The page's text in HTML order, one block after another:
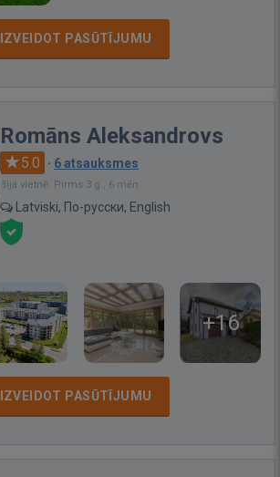
IZVEIDOT PASŪTĪJUMU
Romāns Aleksandrovs
5.0 · 6 atsauksmes
Bija vietnē: Pirms 3 g., 6 mēn.
Latviski, По-русски, English
+16
IZVEIDOT PASŪTĪJUMU